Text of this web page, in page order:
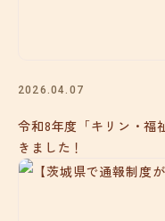
2026.04.07
令和8年度「キリン・福
きました！